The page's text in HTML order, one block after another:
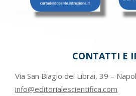
CONTATTI E
Via San Biagio dei Librai, 39 –
info@editorialescientifica.com